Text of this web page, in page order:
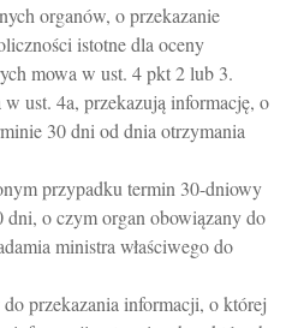
organów, o przekazanie
istotne dla oceny
mowa w ust. 4 pkt 2 lub 3.
ust. 4a, przekazują informację, o
30 dni od dnia otrzymania
przypadku termin 30-dniowy
dni, o czym organ obowiązany do
ministra właściwego do
przekazania informacji, o której